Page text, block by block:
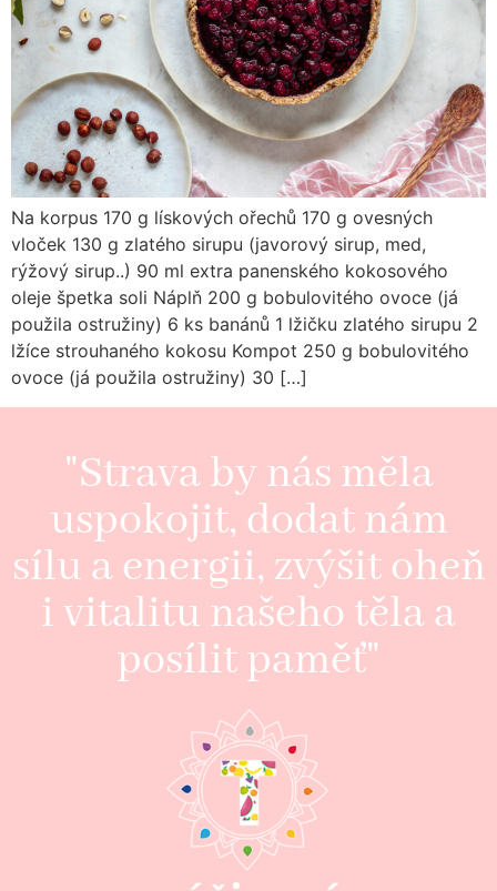
Na korpus 170 g lískových ořechů 170 g ovesných
vloček 130 g zlatého sirupu (javorový sirup, med,
rýžový sirup..) 90 ml extra panenského kokosového
oleje špetka soli Náplň 200 g bobulovitého ovoce (já
použila ostružiny) 6 ks banánů 1 lžičku zlatého sirupu 2
lžíce strouhaného kokosu Kompot 250 g bobulovitého
ovoce (já použila ostružiny) 30 […]
"Strava by nás měla
uspokojit, dodat nám
sílu a energii, zvýšit oheň
i vitalitu našeho těla a
posílit paměť"